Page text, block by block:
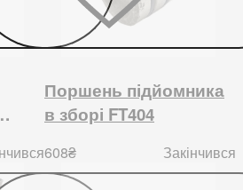
Поршень підйомника
в зборі FT404
608₴ Закінчився